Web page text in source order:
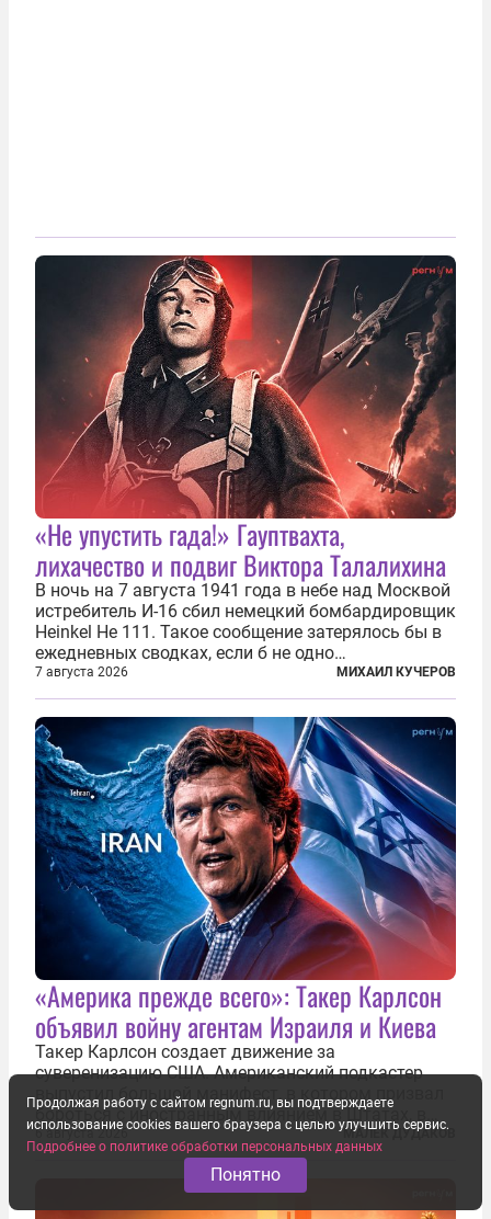
«Не упустить гада!» Гауптвахта,
лихачество и подвиг Виктора Талалихина
В ночь на 7 августа 1941 года в небе над Москвой
истребитель И-16 сбил немецкий бомбардировщик
Heinkel He 111. Такое сообщение затерялось бы в
ежедневных сводках, если б не одно
обстоятельство. Это был один из первых в
истории отечественной авиации ночных таранов.
У пилота — младшего лейтенанта...
7 августа 2026 МИХАИЛ КУЧЕРОВ
«Америка прежде всего»: Такер Карлсон
объявил войну агентам Израиля и Киева
Такер Карлсон создает движение за
суверенизацию США. Американский подкастер
выпустил большой манифест, в котором призвал
бороться с иностранным влиянием в Штатах, в
первую очередь имея в виду Израиль. А также
прекратить заморские войны, выплатить
репарации Ирану, остановить прием мигрантов...
6 августа 2026 МАЛЕК ДУДАКОВ
Продолжая работу с сайтом regnum.ru, вы подтверждаете
использование cookies вашего браузера с целью улучшить сервис.
Подробнее о политике обработки персональных данных
Понятно